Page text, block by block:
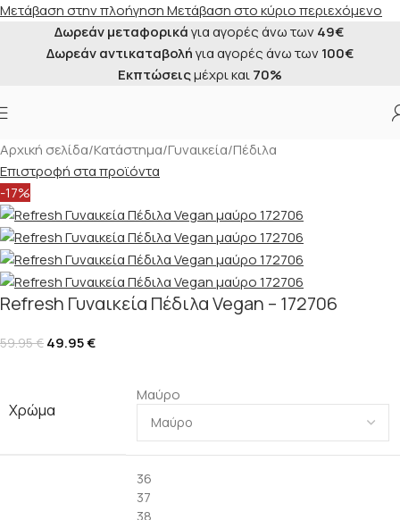
Μετάβαση στην πλοήγησηΜετάβαση στο κύριο περιεχόμενο
Δωρεάν μεταφορικάγια αγορές άνω των49€
Δωρεάν αντικαταβολήγια αγορές άνω των100€
Εκπτώσειςμέχρι και70%
Αρχική σελίδα/Κατάστημα/Γυναικεία/Πέδιλα
Επιστροφή στα προϊόντα
-17%
Refresh Γυναικεία Πέδιλα Vegan – 172706
59.95€ 49.95€
Χρώμα
Μαύρο
36
37
38